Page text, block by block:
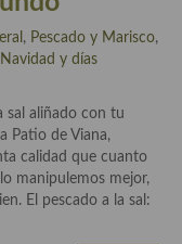
y aditivos
cocineros, críticos,
, Pescado y Marisco,
y días
sal aliñado con tu
Patio de Viana,
calidad que cuanto
manipulemos mejor,
El pescado a la sal: